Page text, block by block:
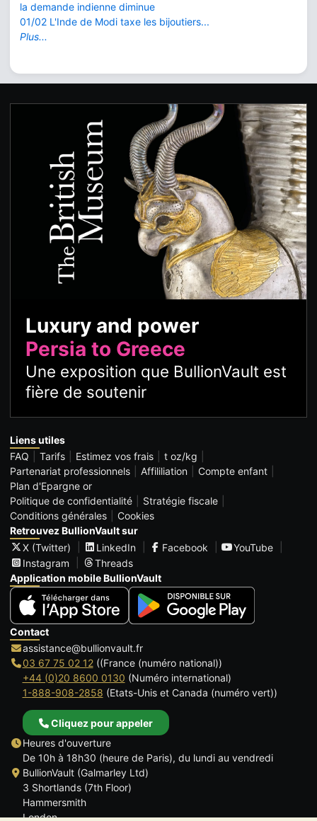
la demande indienne diminue
01/02 L'Inde de Modi taxe les bijoutiers...
Plus...
Luxury and power
Persia to Greece
Une exposition que BullionVault est
fière de soutenir
Liens utiles
FAQ
Tarifs Estimez vos frais
t oz/kg
Partenariat professionnels
Affililiation
Compte enfant
Plan d'Epargne or
Politique de confidentialité
Stratégie fiscale
Conditions générales
Cookies
Retrouvez BullionVault sur
X (Twitter)
LinkedIn Facebook
YouTube
Instagram
Threads
Application mobile BullionVault
Contact
assistance@bullionvault.fr
03 67 75 02 12((France (numéro national))
+44 (0)20 8600 0130 (Numéro international)
1-888-908-2858 (Etats-Unis et Canada (numéro vert))
Cliquez pour appeler
Heures d'ouverture
De 10h à 18h30 (heure de Paris), du lundi au vendredi
BullionVault (Galmarley Ltd)
3 Shortlands (7th Floor)
Hammersmith
London